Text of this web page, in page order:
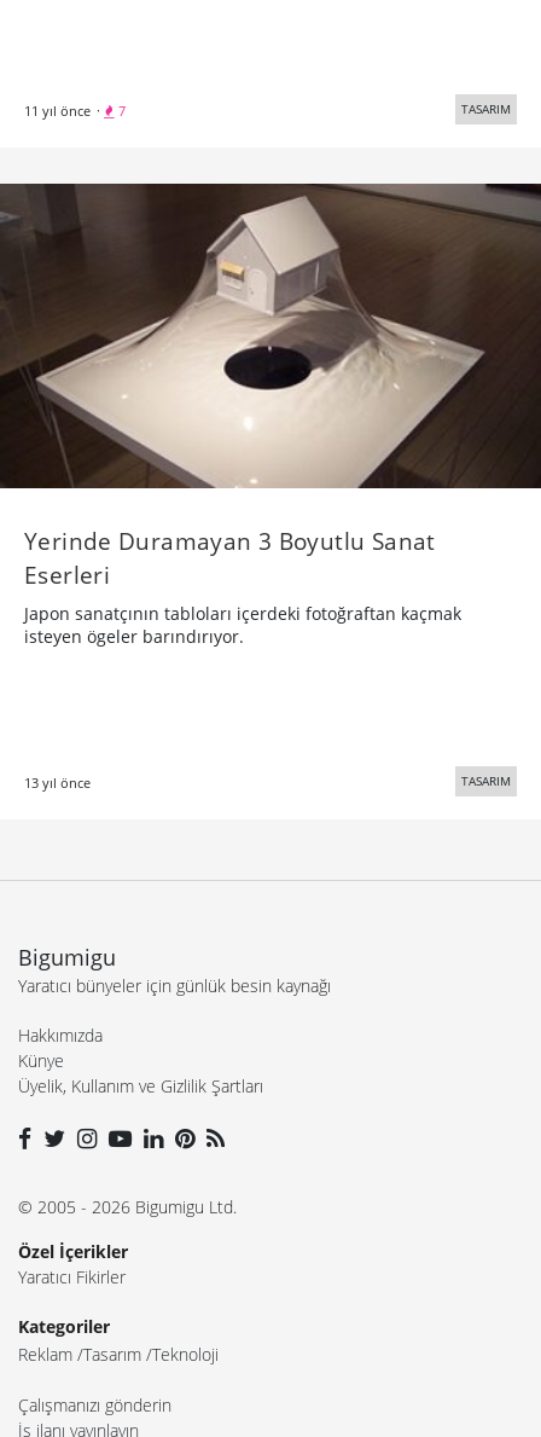
11 yıl önce · 7 TASARIM
Yerinde Duramayan 3 Boyutlu Sanat
Eserleri
Japon sanatçının tabloları içerdeki fotoğraftan kaçmak
isteyen ögeler barındırıyor.
13 yıl önce TASARIM
Bigumigu
Yaratıcı bünyeler için günlük besin kaynağı
Hakkımızda
Künye
Üyelik, Kullanım ve Gizlilik Şartları
© 2005 - 2026 Bigumigu Ltd.
Özel İçerikler
Yaratıcı Fikirler
Kategoriler
Reklam Tasarım Teknoloji
Çalışmanızı gönderin
İş ilanı yayınlayın